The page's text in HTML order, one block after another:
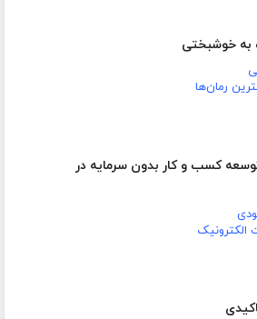
به خوشبختی
رمان‌ها
توسعه کسب و کار بدون سرمایه در
الکترونیک